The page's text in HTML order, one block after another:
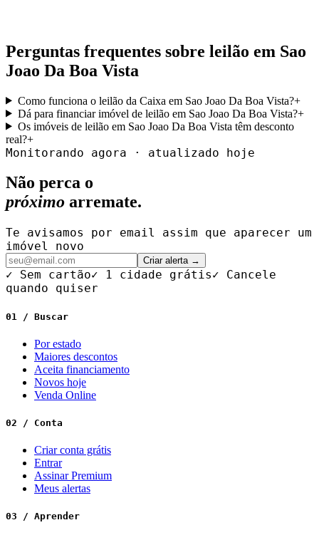
Perguntas frequentes sobre leilão em Sao
Joao Da Boa Vista
Como funciona o leilão da Caixa em Sao Joao Da Boa Vista?+
Dá para financiar imóvel de leilão em Sao Joao Da Boa Vista?+
Os imóveis de leilão em Sao Joao Da Boa Vista têm desconto
real?+
Monitorando agora · atualizado hoje
Não perca o
próximo arremate.
Te avisamos por email assim que aparecer um
imóvel novo
Criar alerta →
✓ Sem cartão✓ 1 cidade grátis✓ Cancele
quando quiser
01 / Buscar
Por estado
Maiores descontos
Aceita financiamento
Novos hoje
Venda Online
02 / Conta
Criar conta grátis
Entrar
Assinar Premium
Meus alertas
03 / Aprender